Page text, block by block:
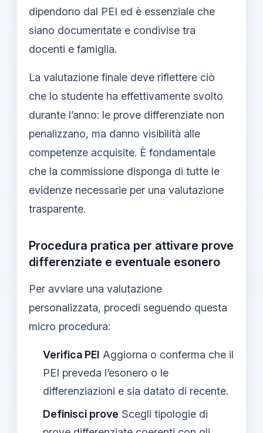
dipendono dal PEI ed è essenziale che
siano documentate e condivise tra
docenti e famiglia.
La valutazione finale deve riflettere ciò
che lo studente ha effettivamente svolto
durante l’anno: le prove differenziate non
penalizzano, ma danno visibilità alle
competenze acquisite. È fondamentale
che la commissione disponga di tutte le
evidenze necessarie per una valutazione
trasparente.
Procedura pratica per attivare prove
differenziate e eventuale esonero
Per avviare una valutazione
personalizzata, procedi seguendo questa
micro procedura:
Verifica PEI Aggiorna o conferma che il
PEI preveda l’esonero o le
differenziazioni e sia datato di recente.
Definisci prove Scegli tipologie di